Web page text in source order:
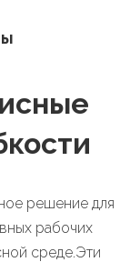
решение для
рабочих
среде.Эти